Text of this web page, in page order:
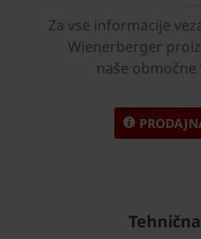
Za vse informacije
Wienerberger
naše